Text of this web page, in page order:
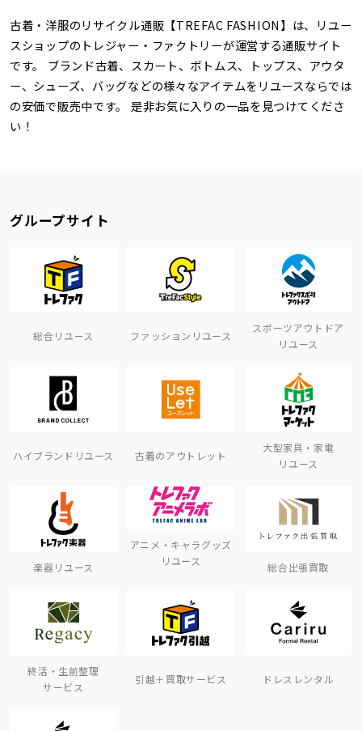
古着・洋服のリサイクル通販【TREFAC FASHION】は、リユー
スショップのトレジャー・ファクトリーが運営する通販サイト
です。 ブランド古着、スカート、ボトムス、トップス、アウタ
ー、シューズ、バッグなどの様々なアイテムをリユースならでは
の安価で販売中です。 是非お気に入りの一品を見つけてくださ
い！
グループサイト
総合リユース ファッションリユース
スポーツアウトドア
リユース
ハイブランドリユース 古着のアウトレット
大型家具・家電
リユース
楽器リユース
アニメ・キャラグッズ
リユース
総合出張買取
終活・生前整理
サービス
引越＋買取サービス ドレスレンタル